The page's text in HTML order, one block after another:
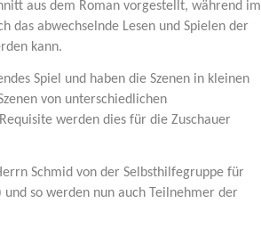
aus dem Roman vorgestellt, während im
das abwechselnde Lesen und Spielen der
kann.
Spiel und haben die Szenen in kleinen
von unterschiedlichen
werden dies für die Zuschauer
Schmid von der Selbsthilfegruppe für
so werden nun auch Teilnehmer der